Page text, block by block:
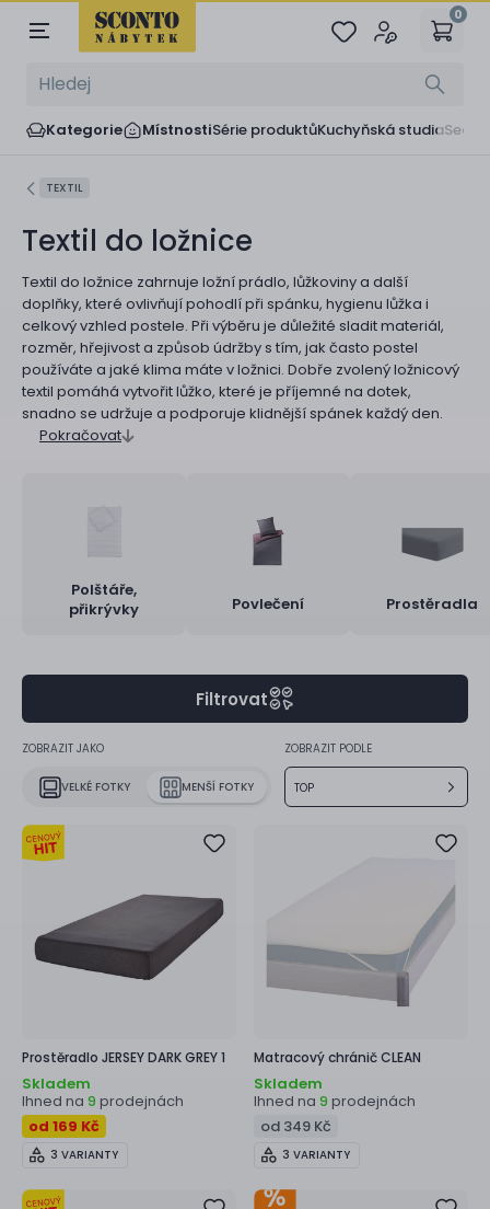
0
Kategorie MístnostiSérie produktůKuchyňská studia
TEXTIL
Textil do ložnice
Textil do ložnice zahrnuje ložní prádlo, lůžkoviny a další
doplňky, které ovlivňují pohodlí při spánku, hygienu lůžka i
celkový vzhled postele. Při výběru je důležité sladit materiál,
rozměr, hřejivost a způsob údržby s tím, jak často postel
používáte a jaké klima máte v ložnici. Dobře zvolený ložnicový
textil pomáhá vytvořit lůžko, které je příjemné na dotek,
snadno se udržuje a podporuje klidnější spánek každý den.
Pokračovat
Polštáře,
přikrývky
Povlečení Prostěradla
Filtrovat
ZOBRAZIT JAKO
VELKÉ FOTKY MENŠÍ FOTKY
ZOBRAZIT PODLE
TOP
Prostěradlo JERSEY DARK GREY 1
Skladem
Ihned na 9 prodejnách
od 169 Kč
3 VARIANTY
Matracový chráničCLEAN
Skladem
Ihned na 9 prodejnách
od 349 Kč
3 VARIANTY